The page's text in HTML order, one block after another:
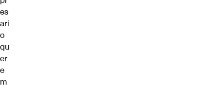
es
ari
o
qu
er
e
m